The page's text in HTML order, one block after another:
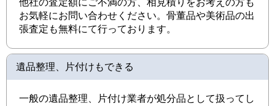
お気軽にお問い合わせください。骨董品や美術品の出
張査定も無料にて行っております。
遺品整理、片付けもできる
一般の遺品整理、片付け業者が処分品として扱ってし